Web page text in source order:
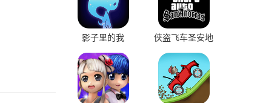
影子里的我
侠盗飞车圣安地